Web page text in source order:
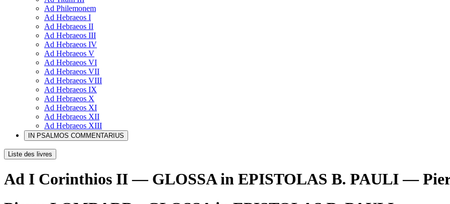
Ad Philemonem
Ad Hebraeos I
Ad Hebraeos II
Ad Hebraeos III
Ad Hebraeos IV
Ad Hebraeos V
Ad Hebraeos VI
Ad Hebraeos VII
Ad Hebraeos VIII
Ad Hebraeos IX
Ad Hebraeos X
Ad Hebraeos XI
Ad Hebraeos XII
Ad Hebraeos XIII
IN PSALMOS COMMENTARIUS
Liste des livres
Ad I Corinthios II — GLOSSA in EPISTOLAS B. PAULI —